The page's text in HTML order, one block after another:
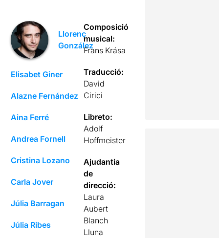
Llorenç
González
Elisabet Giner
Alazne Fernández
Aina Ferré
Andrea Fornell
Cristina Lozano
Carla Jover
Júlia Barragan
Júlia Ribes
Composició
musical:
Frans Krása
Traducció:
David
Cirici
Libreto:
Adolf
Hoffmeister
Ajudantia
de
direcció:
Laura
Aubert
Blanch
Lluna